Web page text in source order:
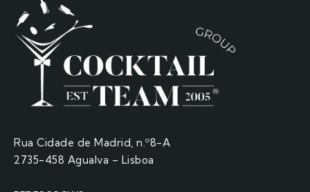
Rua Cidade de Madrid, n.º8-A
2735-458 Agualva – Lisboa